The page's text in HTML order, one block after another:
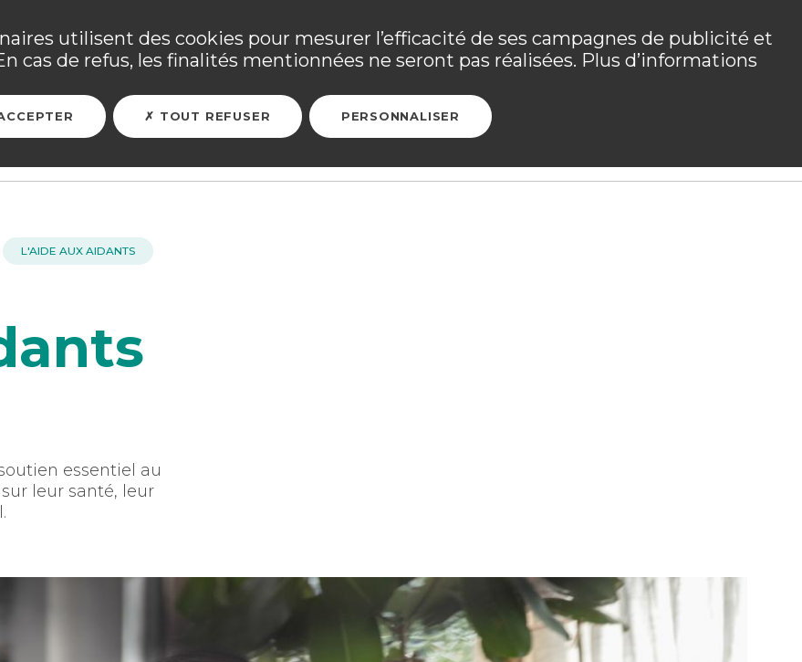
ASSURER MES BIENS L'ASSOCIATION
L'AIDE AUX AIDANTS
essentiel au
leur santé, leur
utilisent des cookies pour mesurer l’efficacité de ses campagnes de publicité et
cas de refus, les finalités mentionnées ne seront pas réalisées. Plus d’informations
TOUT REFUSER PERSONNALISER